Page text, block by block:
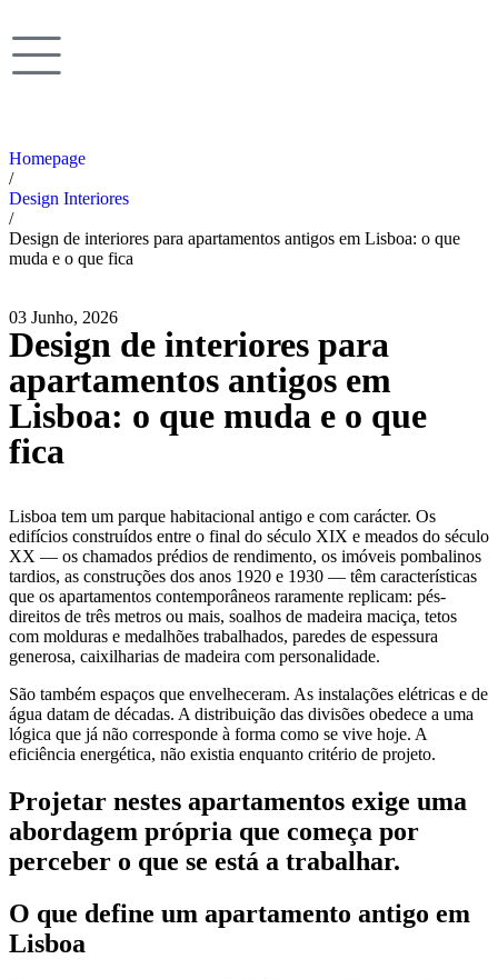
Homepage
/
Design Interiores
/
Design de interiores para apartamentos antigos em Lisboa: o que
muda e o que fica
03 Junho, 2026
Design de interiores para
apartamentos antigos em
Lisboa: o que muda e o que
fica
Lisboa tem um parque habitacional antigo e com carácter. Os
edifícios construídos entre o final do século XIX e meados do século
XX — os chamados prédios de rendimento, os imóveis pombalinos
tardios, as construções dos anos 1920 e 1930 — têm características
que os apartamentos contemporâneos raramente replicam: pés-
direitos de três metros ou mais, soalhos de madeira maciça, tetos
com molduras e medalhões trabalhados, paredes de espessura
generosa, caixilharias de madeira com personalidade.
São também espaços que envelheceram. As instalações elétricas e de
água datam de décadas. A distribuição das divisões obedece a uma
lógica que já não corresponde à forma como se vive hoje. A
eficiência energética, não existia enquanto critério de projeto.
Projetar nestes apartamentos exige uma
abordagem própria que começa por
perceber o que se está a trabalhar.
O que define um apartamento antigo em
Lisboa